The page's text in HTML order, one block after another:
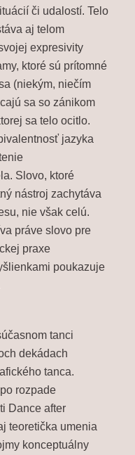
či udalostí. Telo
aj telom
expresivity
ktoré sú prítomné
(niekým, niečím
sa so zánikom
sa telo ocitlo.
jazyka
Slovo, ktoré
nástroj zachytáva
nie však celú.
práve slovo pre
praxe
poukazuje
tanci
dekádach
tanca.
rozpade
Dance after
teoretička umenia
konceptuálny